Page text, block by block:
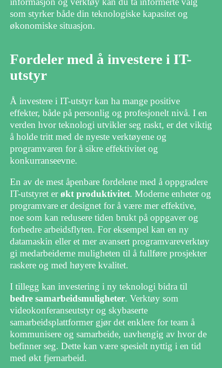
som styrker både din teknologiske kapasitet og
økonomiske situasjon.
Fordeler med å investere i IT-
utstyr
Å investere i IT-utstyr kan ha mange positive
effekter, både på personlig og profesjonelt nivå. I en
verden hvor teknologi utvikler seg raskt, er det viktig
å holde tritt med de nyeste verktøyene og
programvaren for å sikre effektivitet og
konkurranseevne.
En av de mest åpenbare fordelene med å oppgradere
IT-utstyret erøkt produktivitet. Moderne enheter og
programvare er designet for å være mer effektive,
noe som kan redusere tiden brukt på oppgaver og
forbedre arbeidsflyten. For eksempel kan en ny
datamaskin eller et mer avansert programvareverktøy
gi medarbeiderne muligheten til å fullføre prosjekter
raskere og med høyere kvalitet.
I tillegg kan investering i ny teknologi bidra til
bedre samarbeidsmuligheter. Verktøy som
videokonferanseutstyr og skybaserte
samarbeidsplattformer gjør det enklere for team å
kommunisere og samarbeide, uavhengig av hvor de
befinner seg. Dette kan være spesielt nyttig i en tid
med økt fjernarbeid.